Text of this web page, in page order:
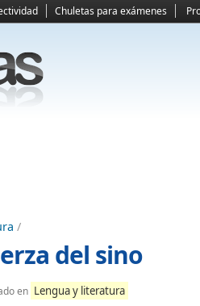
Chuletas para exámenes
/
del sino
en Lengua y literatura